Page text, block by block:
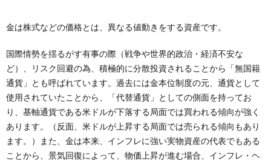
金は株式などの価格とは、異なる値動きをする資産です。
国際情勢を揺るがす有事の際（戦争や世界的政治・経済不安な
ど）、リスク回避の為、積極的に分散投資されることから「無国籍
通貨」とも呼ばれています。過去には金本位制度の元、通貨として
使用されていたことから、「代替通貨」としての側面を持ってお
り、基軸通貨である米ドルが下落する局面では買われる傾向が強く
あります。（反面、米ドルが上昇する局面では売られる傾向もあり
ます。）また、金は本来、インフレに強い実物資産の代表でもある
ことから、景気回復によって、物価上昇が進む場合、インフレ・ヘ